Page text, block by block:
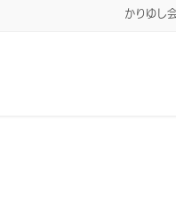
かりゆし